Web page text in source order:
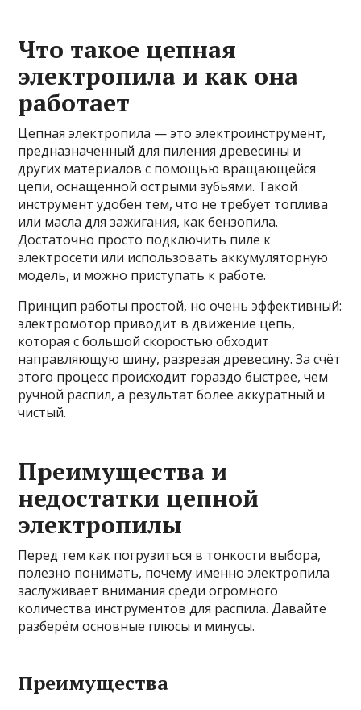
Что такое цепная
электропила и как она
работает
Цепная электропила — это электроинструмент,
предназначенный для пиления древесины и
других материалов с помощью вращающейся
цепи, оснащённой острыми зубьями. Такой
инструмент удобен тем, что не требует топлива
или масла для зажигания, как бензопила.
Достаточно просто подключить пиле к
электросети или использовать аккумуляторную
модель, и можно приступать к работе.
Принцип работы простой, но очень эффективный:
электромотор приводит в движение цепь,
которая с большой скоростью обходит
направляющую шину, разрезая древесину. За счёт
этого процесс происходит гораздо быстрее, чем
ручной распил, а результат более аккуратный и
чистый.
Преимущества и
недостатки цепной
электропилы
Перед тем как погрузиться в тонкости выбора,
полезно понимать, почему именно электропила
заслуживает внимания среди огромного
количества инструментов для распила. Давайте
разберём основные плюсы и минусы.
Преимущества